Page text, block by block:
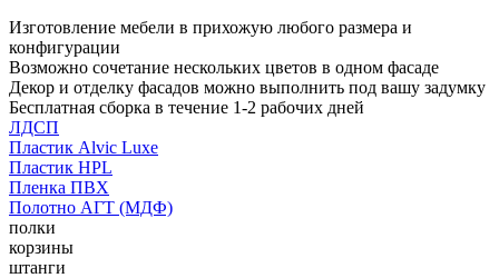
Изготовление мебели в прихожую любого размера и
конфигурации
Возможно сочетание нескольких цветов в одном фасаде
Декор и отделку фасадов можно выполнить под вашу задумку
Бесплатная сборка в течение 1-2 рабочих дней
ЛДСП
Пластик Alvic Luxe
Пластик HPL
Пленка ПВХ
Полотно АГТ (МДФ)
полки
корзины
штанги